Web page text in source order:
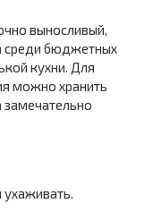
выносливый,
среди бюджетных
кухни. Для
можно хранить
замечательно
ухаживать.